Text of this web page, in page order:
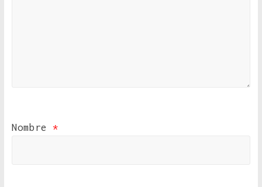
Nombre *